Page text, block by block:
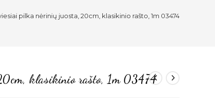
pilka nėrinių juosta, 20cm, klasikinio rašto, 1m 03474
klasikinio rašto, 1m 03474